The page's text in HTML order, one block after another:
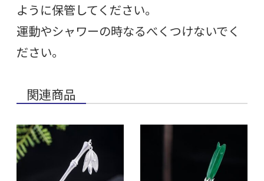
ように保管してください。
運動やシャワーの時なるべくつけないでく
ださい。
関連商品